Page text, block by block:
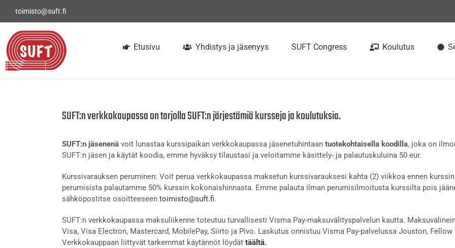
toimisto@suft.fi
Etusivu Yhdistys ja jäsenyys SUFT Congress Koulutus
SUFT:n verkkokaupassa on tarjolla SUFT:n järjestämiä kursseja ja koulutuksia.
SUFT:n jäsenenä voit lunastaa kurssipaikan verkkokaupassa jäsenetuhintaan tuotekohtaisella koodilla, joka on
SUFT:n jäsen ja käytät koodia, emme hyväksy tilaustasi ja veloitamme käsittely- ja palautuskuluina 50 eur.
Kurssivarauksen peruminen: Voit perua verkkokaupassa maksetun kurssivarauksesi kahta (2) viikkoa ennen
perumisista palautamme 50% kurssin kokonaishinnasta. Emme palauta ilman perumisilmoitusta kurssilta pois
sähköpostitse osoitteeseen toimisto@suft.fi.
SUFT:n verkkokaupassa maksuliikenne toteutuu turvallisesti Visma Pay-maksuvälityspalvelun kautta.
Visa, Visa Electron, Mastercard, MobilePay, Siirto ja Pivo. Laskutus onnistuu Visma Pay-palvelussa Jouston,
Verkkokauppaan liittyvät tarkemmat käytännöt löydät täältä.